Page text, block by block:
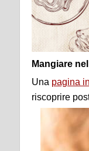
Mangiare
Una pagina
riscoprire